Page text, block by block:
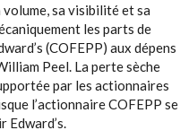
sa visibilité et sa
les parts de
(COFEPP) aux dépens
Peel. La perte sèche
par les actionnaires
l’actionnaire COFEPP se
Edward’s.